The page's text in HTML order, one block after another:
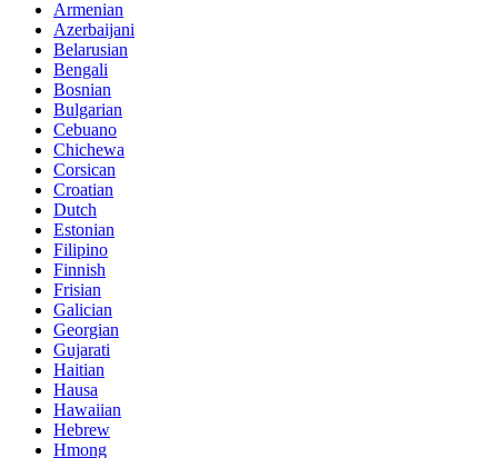
Armenian
Azerbaijani
Belarusian
Bengali
Bosnian
Bulgarian
Cebuano
Chichewa
Corsican
Croatian
Dutch
Estonian
Filipino
Finnish
Frisian
Galician
Georgian
Gujarati
Haitian
Hausa
Hawaiian
Hebrew
Hmong